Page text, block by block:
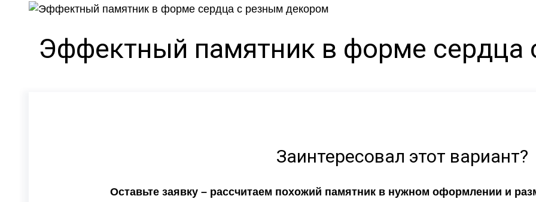
Эффектный памятник в форме сердца
Заинтересовал этот вариант?
Оставьте заявку – рассчитаем похожий памятник в нужном оформлении и